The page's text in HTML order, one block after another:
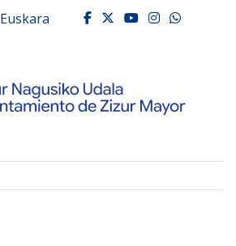
de
Euskara facebook
twitter
youtube